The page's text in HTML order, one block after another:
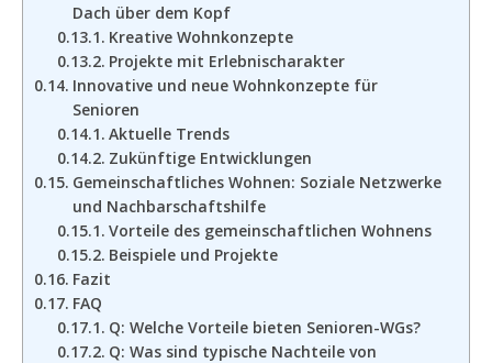
Dach über dem Kopf
Kreative Wohnkonzepte
Projekte mit Erlebnischarakter
Innovative und neue Wohnkonzepte für
Senioren
Aktuelle Trends
Zukünftige Entwicklungen
Gemeinschaftliches Wohnen: Soziale Netzwerke
und Nachbarschaftshilfe
Vorteile des gemeinschaftlichen Wohnens
Beispiele und Projekte
Fazit
FAQ
Q: Welche Vorteile bieten Senioren-WGs?
Q: Was sind typische Nachteile von